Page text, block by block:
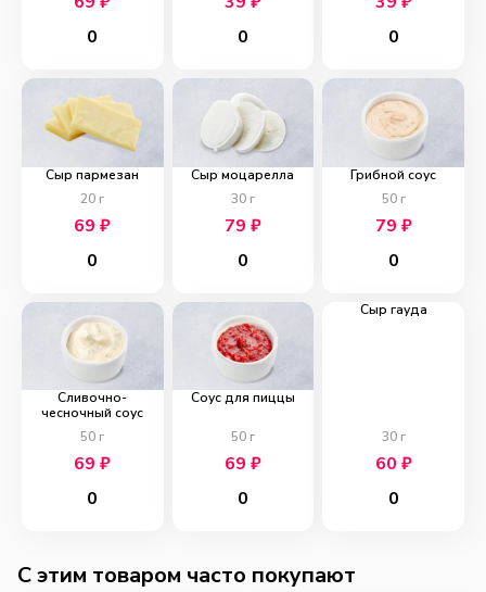
0
0
0
Сыр пармезан
20 г
69₽
0
Сыр моцарелла
30г
79 ₽
0
Грибной соус
50г
79 ₽
0
Сливочно-
чесночный соус
50 г
69₽
0
Соус для пиццы
50г
69 ₽
0
Сыр гауда
30г
60 ₽
0
C этим товаром часто покупают